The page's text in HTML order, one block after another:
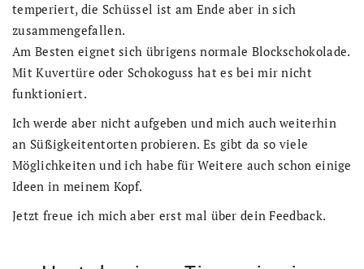
temperiert, die Schüssel ist am Ende aber in sich
zusammengefallen.
Am Besten eignet sich übrigens normale Blockschokolade.
Mit Kuvertüre oder Schokoguss hat es bei mir nicht
funktioniert.
Ich werde aber nicht aufgeben und mich auch weiterhin
an Süßigkeitentorten probieren. Es gibt da so viele
Möglichkeiten und ich habe für Weitere auch schon einige
Ideen in meinem Kopf.
Jetzt freue ich mich aber erst mal über dein Feedback.